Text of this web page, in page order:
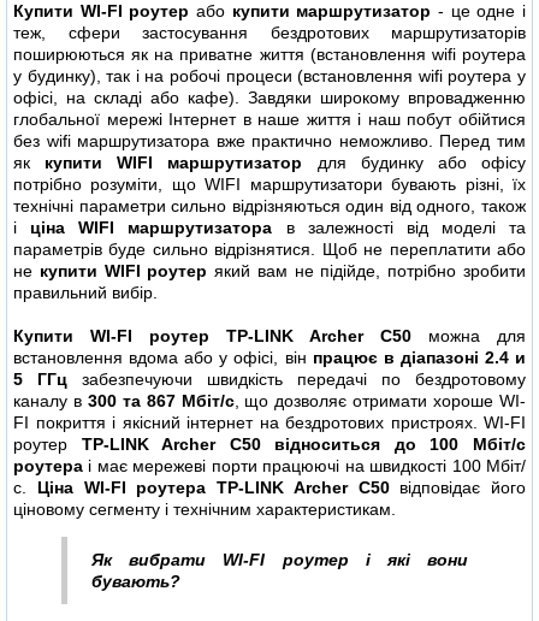
Купити WI-FI роутер або купити маршрутизатор - це одне і
теж, сфери застосування бездротових маршрутизаторів
поширюються як на приватне життя (встановлення wifi роутера
у будинку), так і на робочі процеси (встановлення wifi роутера у
офісі, на складі або кафе). Завдяки широкому впровадженню
глобальної мережі Інтернет в наше життя і наш побут обійтися
без wifi маршрутизатора вже практично неможливо. Перед тим
як купити WIFI маршрутизатор для будинку або офісу
потрібно розуміти, що WIFI маршрутизатори бувають різні, їх
технічні параметри сильно відрізняються один від одного, також
і ціна WIFI маршрутизатора в залежності від моделі та
параметрів буде сильно відрізнятися. Щоб не переплатити або
не купити WIFI роутер який вам не підійде, потрібно зробити
правильний вибір.
Купити WI-FI роутер TP-LINK Archer C50 можна для
встановлення вдома або у офісі, він працює в діапазоні 2.4 и
5 ГГц забезпечуючи швидкість передачі по бездротовому
каналу в 300 та 867 Мбіт/с, що дозволяє отримати хороше WI-
FI покриття і якісний інтернет на бездротових пристроях. WI-FI
роутер TP-LINK Archer C50 відноситься до 100 Мбіт/с
роутера і має мережеві порти працюючі на швидкості 100 Мбіт/
с. Ціна WI-FI роутера TP-LINK Archer C50відповідає його
ціновому сегменту і технічним характеристикам.
Як вибрати WI-FI роутер і які вони
бувають?